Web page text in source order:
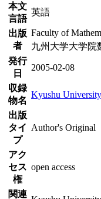
本文
言語
英語
出版
者
Faculty of
九州大学大学院
発行
日
2005-02-08
収録
物名
Kyushu
出版
タイ
プ
Author's Original
アク
セス
権
open access
関連